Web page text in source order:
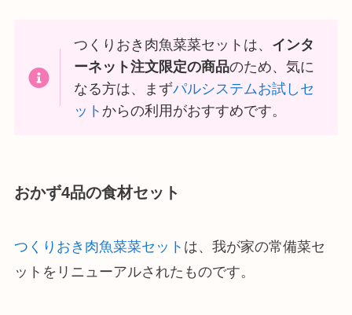
つくりおき肉魚菜菜セットは、 インタ
ーネット注文限定の商品のため、気に
なる方は、まずパルシステムお試しセ
ット からの利用がおすすめです。
おかず4品の食材セット
つくりおき肉魚菜菜セット は、我が家の常備菜セ
ットをリニューアルされたものです。